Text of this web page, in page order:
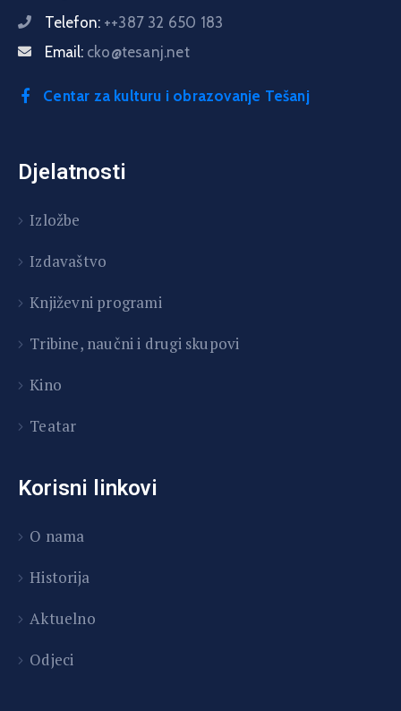
Telefon: ++387 32 650 183
Email: cko@tesanj.net
Centar za kulturu i obrazovanje Tešanj
Djelatnosti
Izložbe
Izdavaštvo
Književni programi
Tribine, naučni i drugi skupovi
Kino
Teatar
Korisni linkovi
O nama
Historija
Aktuelno
Odjeci